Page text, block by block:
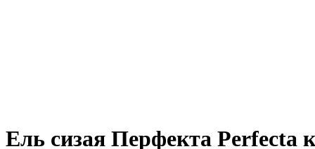
Ель сизая Перфекта Perfecta